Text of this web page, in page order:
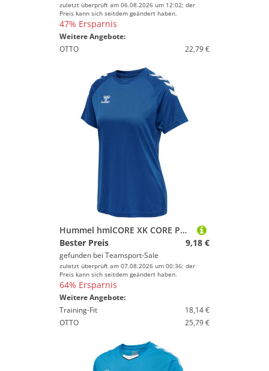
zuletzt überprüft am 06.08.2026 um 12:02; der
Preis kann sich seitdem geändert haben.
47% Ersparnis
Weitere Angebote:
OTTO
22,79 €
Hummel hmlCORE XK CORE POLY T-SHIRT S/S WOMAN - TRUE BLUE - S
Bester Preis
9,18 €
gefunden bei Teamsport-Sale
zuletzt überprüft am 07.08.2026 um 00:36; der
Preis kann sich seitdem geändert haben.
64% Ersparnis
Weitere Angebote:
Training-Fit
18,14 €
OTTO
25,79 €